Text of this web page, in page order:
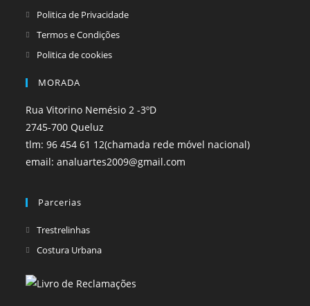
Politica de Privacidade
Termos e Condições
Politica de cookies
MORADA
Rua Vitorino Nemésio 2 -3ºD
2745-700 Queluz
tlm: 96 454 61 12(chamada rede móvel nacional)
email: analuartes2009@gmail.com
Parcerias
TrestrelinhasOpens
in
new
Costura UrbanaOpens
a